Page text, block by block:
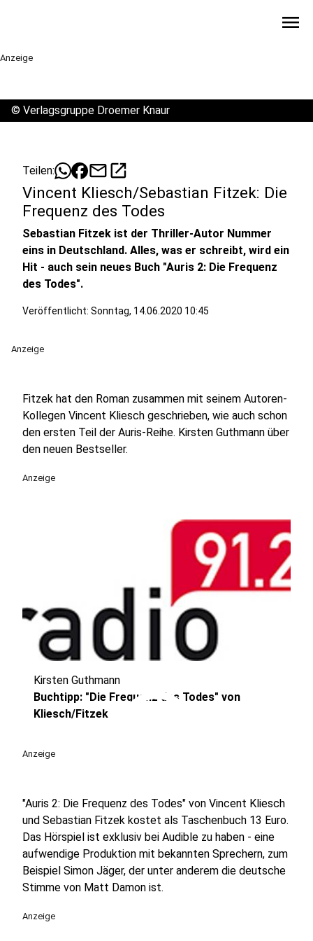
menu
Anzeige
© Verlagsgruppe Droemer Knaur
Teilen: mailopen_in_new
Vincent Kliesch/Sebastian Fitzek: Die
Frequenz des Todes
Sebastian Fitzek ist der Thriller-Autor Nummer
eins in Deutschland. Alles, was er schreibt, wird ein
Hit - auch sein neues Buch "Auris 2: Die Frequenz
des Todes".
Veröffentlicht: Sonntag, 14.06.2020 10:45
Anzeige
Fitzek hat den Roman zusammen mit seinem Autoren-
Kollegen Vincent Kliesch geschrieben, wie auch schon
den ersten Teil der Auris-Reihe. Kirsten Guthmann über
den neuen Bestseller.
Anzeige
play_circle
Kirsten Guthmann
Buchtipp: "Die Frequenz des Todes" von
Kliesch/Fitzek
Anzeige
"Auris 2: Die Frequenz des Todes" von Vincent Kliesch
und Sebastian Fitzek kostet als Taschenbuch 13 Euro.
Das Hörspiel ist exklusiv bei Audible zu haben - eine
aufwendige Produktion mit bekannten Sprechern, zum
Beispiel Simon Jäger, der unter anderem die deutsche
Stimme von Matt Damon ist.
Anzeige